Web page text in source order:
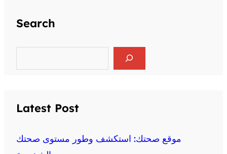
Search
a
Latest Post
موقع صحتك: استكشف وطور مستوى صحتك